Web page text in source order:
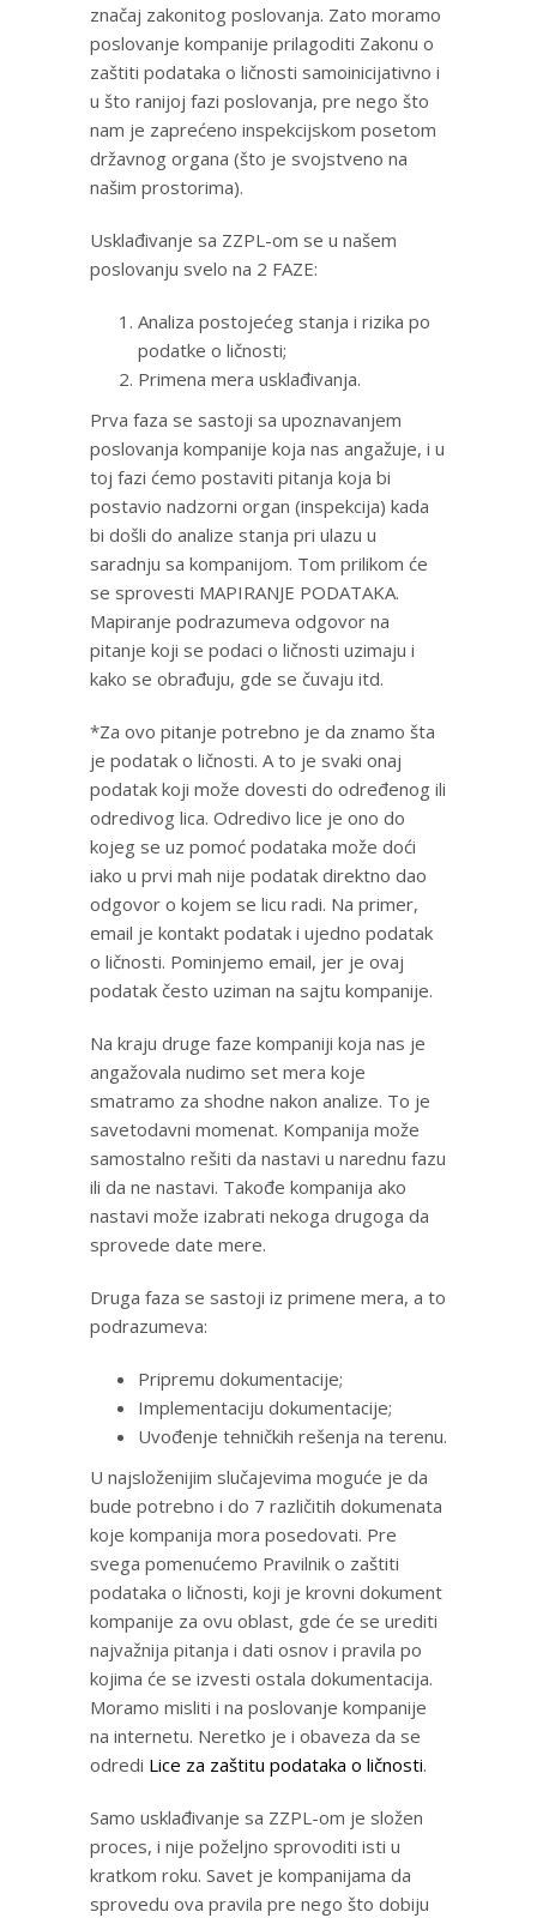
značaj zakonitog poslovanja. Zato moramo
poslovanje kompanije prilagoditi Zakonu o
zaštiti podataka o ličnosti samoinicijativno i
u što ranijoj fazi poslovanja, pre nego što
nam je zaprećeno inspekcijskom posetom
državnog organa (što je svojstveno na
našim prostorima).
Usklađivanje sa ZZPL-om se u našem
poslovanju svelo na 2 FAZE:
Analiza postojećeg stanja i rizika po
podatke o ličnosti;
Primena mera usklađivanja.
Prva faza se sastoji sa upoznavanjem
poslovanja kompanije koja nas angažuje, i u
toj fazi ćemo postaviti pitanja koja bi
postavio nadzorni organ (inspekcija) kada
bi došli do analize stanja pri ulazu u
saradnju sa kompanijom. Tom prilikom će
se sprovesti MAPIRANJE PODATAKA.
Mapiranje podrazumeva odgovor na
pitanje koji se podaci o ličnosti uzimaju i
kako se obrađuju, gde se čuvaju itd.
*Za ovo pitanje potrebno je da znamo šta
je podatak o ličnosti. A to je svaki onaj
podatak koji može dovesti do određenog ili
odredivog lica. Odredivo lice je ono do
kojeg se uz pomoć podataka može doći
iako u prvi mah nije podatak direktno dao
odgovor o kojem se licu radi. Na primer,
email je kontakt podatak i ujedno podatak
o ličnosti. Pominjemo email, jer je ovaj
podatak često uziman na sajtu kompanije.
Na kraju druge faze kompaniji koja nas je
angažovala nudimo set mera koje
smatramo za shodne nakon analize. To je
savetodavni momenat. Kompanija može
samostalno rešiti da nastavi u narednu fazu
ili da ne nastavi. Takođe kompanija ako
nastavi može izabrati nekoga drugoga da
sprovede date mere.
Druga faza se sastoji iz primene mera, a to
podrazumeva:
Pripremu dokumentacije;
Implementaciju dokumentacije;
Uvođenje tehničkih rešenja na terenu.
U najsloženijim slučajevima moguće je da
bude potrebno i do 7 različitih dokumenata
koje kompanija mora posedovati. Pre
svega pomenućemo Pravilnik o zaštiti
podataka o ličnosti, koji je krovni dokument
kompanije za ovu oblast, gde će se urediti
najvažnija pitanja i dati osnov i pravila po
kojima će se izvesti ostala dokumentacija.
Moramo misliti i na poslovanje kompanije
na internetu. Neretko je i obaveza da se
odredi Lice za zaštitu podataka o ličnosti.
Samo usklađivanje sa ZZPL-om je složen
proces, i nije poželjno sprovoditi isti u
kratkom roku. Savet je kompanijama da
sprovedu ova pravila pre nego što dobiju